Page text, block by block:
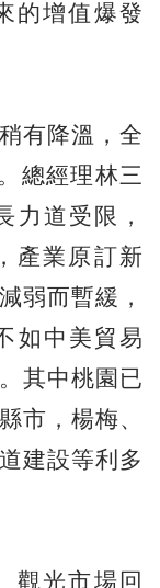
的增值爆發
有降溫，全
總經理林三
力道受限，
產業原訂新
弱而暫緩，
如中美貿易
其中桃園已
市，楊梅、
建設等利多
觀光市場回